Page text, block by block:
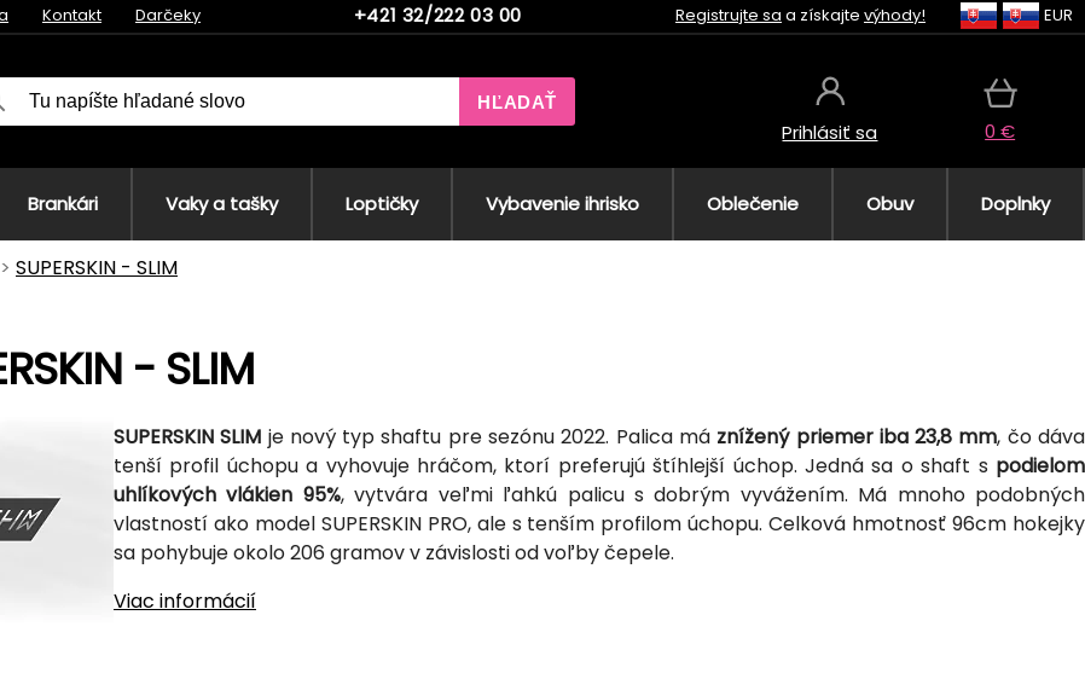
Kontakt Darčeky +421 32/222 03 00 Registrujte sa a získajte výhody! EUR
HĽADAŤ
Prihlásiť sa 0 €
Brankári Vaky a tašky Loptičky Vybavenie ihrisko Oblečenie Obuv Doplnky
SUPERSKIN - SLIM
- SLIM
SUPERSKIN SLIM je nový typ shaftu pre sezónu 2022. Palica má znížený priemer iba 23,8 mm, čo dáva
tenší profil úchopu a vyhovuje hráčom, ktorí preferujú štíhlejší úchop. Jedná sa o shaft s podielom
uhlíkových vlákien 95%, vytvára veľmi ľahkú palicu s dobrým vyvážením. Má mnoho podobných
vlastností ako model SUPERSKIN PRO, ale s tenším profilom úchopu. Celková hmotnosť 96cm hokejky
sa pohybuje okolo 206 gramov v závislosti od voľby čepele.
Viac informácií